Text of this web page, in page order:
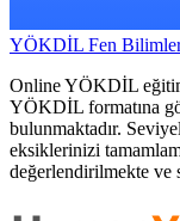
YÖKDİL Fen
Online YÖKDİL
YÖKDİL formatına
bulunmaktadır.
eksiklerinizi
değerlendirilmekte ve